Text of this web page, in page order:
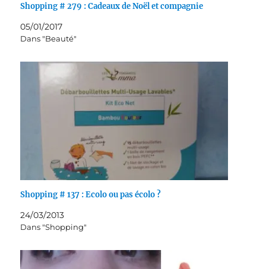
Shopping # 279 : Cadeaux de Noël et compagnie
05/01/2017
Dans "Beauté"
Shopping # 137 : Ecolo ou pas écolo ?
24/03/2013
Dans "Shopping"